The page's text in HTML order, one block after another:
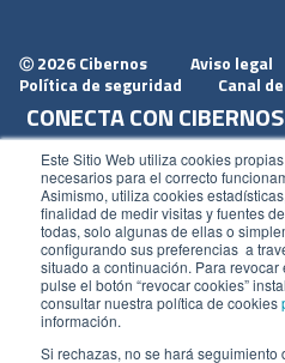
Este Sitio Web utiliza cookies
necesarios para el correcto
Asimismo, utiliza cookies
finalidad de medir visitas y fuentes
todas, solo algunas de ellas o
configurando sus preferencias a
situado a continuación. Para
pulse el botón “revocar cookies”
consultar nuestra política de cookies
información.
Si rechazas, no se hará
Ⓒ 2026 Cibernos Aviso legal
Política de seguridad
Canal
CONECTA CON CIBERNOS
Únete a nosotros
Dónde estamos
Conoce nuestro blog
ACCESOS